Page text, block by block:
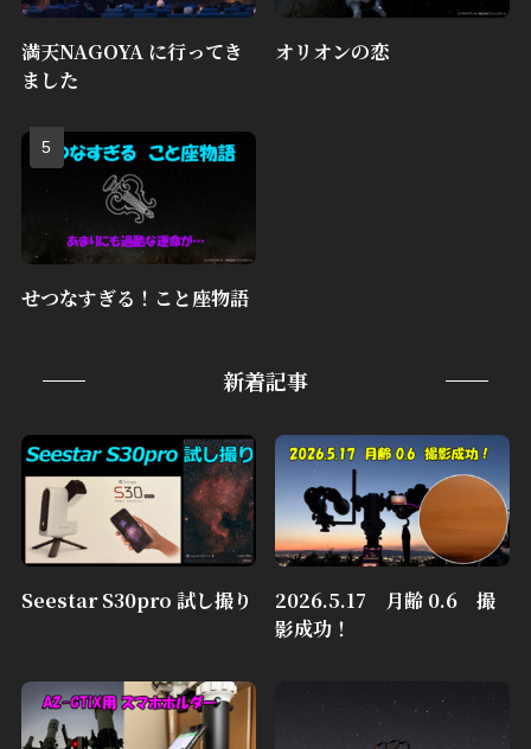
満天NAGOYA に行ってき
ました
オリオンの恋
せつなすぎる！こと座物語
新着記事
Seestar S30pro 試し撮り
2026.5.17 月齢 0.6 撮
影成功！